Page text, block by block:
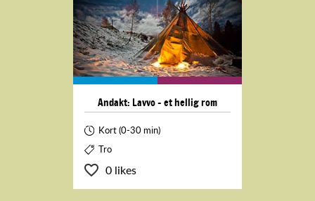
Andakt: Lavvo - et hellig rom
Kort (0-30 min)
Tro
0 likes